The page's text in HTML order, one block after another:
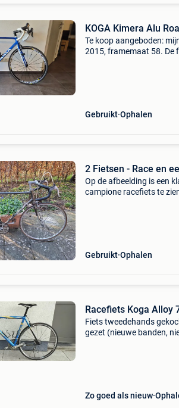
Te koop aangeboden:
2015, framemaat 58. De
Gebruikt Ophalen
Op de afbeelding is een
campione racefiets te
Gebruikt Ophalen
Racefiets Koga Alloy
Fiets tweedehands
gezet (nieuwe banden,
Zo goed als nieuw